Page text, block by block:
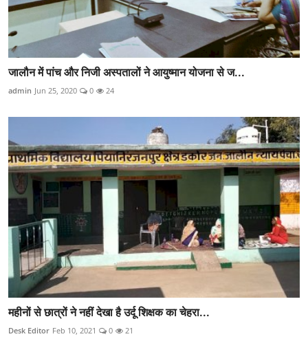
जालौन में पांच और निजी अस्पतालों ने आयुष्मान योजना से ज...
admin Jun 25, 2020 0 24
महीनों से छात्रों ने नहीं देखा है उर्दू शिक्षक का चेहरा...
Desk Editor Feb 10, 2021 0 21